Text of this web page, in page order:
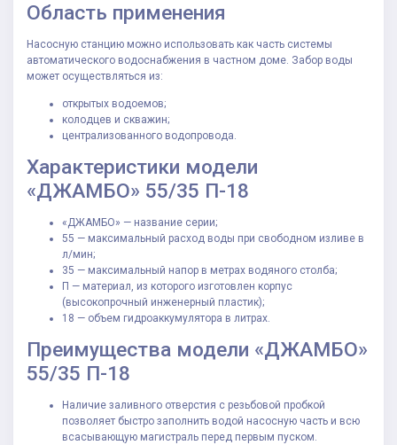
Область применения
Насосную станцию можно использовать как часть системы
автоматического водоснабжения в частном доме. Забор воды
может осуществляться из:
открытых водоемов;
колодцев и скважин;
централизованного водопровода.
Характеристики модели
«ДЖАМБО» 55/35 П-18
«ДЖАМБО» — название серии;
55 — максимальный расход воды при свободном изливе в
л/мин;
35 — максимальный напор в метрах водяного столба;
П — материал, из которого изготовлен корпус
(высокопрочный инженерный пластик);
18 — объем гидроаккумулятора в литрах.
Преимущества модели «ДЖАМБО»
55/35 П-18
Наличие заливного отверстия с резьбовой пробкой
позволяет быстро заполнить водой насосную часть и всю
всасывающую магистраль перед первым пуском.